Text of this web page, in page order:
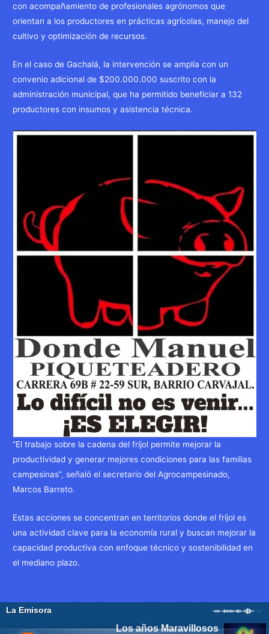
con acompañamiento de profesionales agrónomos que
orientan a los productores en prácticas agrícolas, manejo del
cultivo y optimización de recursos.
En el caso de Gachalá, la intervención se amplía con un
convenio adicional de $200.000.000 suscrito con la
administración municipal, que ha permitido beneficiar a 132
productores con insumos y asistencia técnica.
“El trabajo sobre la cadena del fríjol permite mejorar la
productividad y generar mejores condiciones para las familias
campesinas”, señaló el secretario del Agrocampesinado,
Marcos Barreto.
Estas acciones se concentran en territorios donde el fríjol es
una actividad clave para la economía rural y buscan mejorar la
capacidad productiva con enfoque técnico y sostenibilidad en
el mediano plazo.
Navegación
de
entradas
←Entrada
Entrada siguiente
→